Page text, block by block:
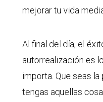
mejorar tu vida
Al final del día, el
autorrealización es
importa. Que seas
tengas aquellas